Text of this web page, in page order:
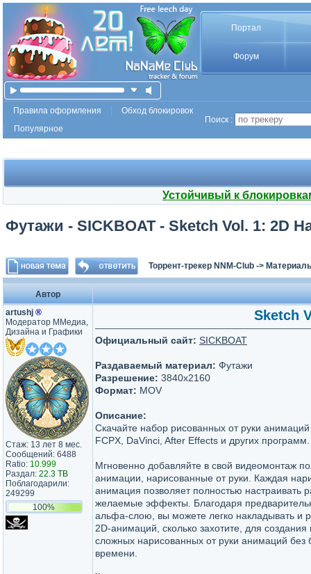
Портал
Форум
Правила оформления
Обход блокировок
Популярное
Поиск :
Устойчивый к
Футажи - SICKBOAT - Sketch Vol. 1: 2D
Торрент-трекер NNM-Club ->
Автор
artushj ®
Модератор ММедиа,
Дизайна и Графики
Стаж: 13 лет 8 мес.
Сообщений: 6488
Ratio: 10.999
Раздал: 22.3 TB
Поблагодарили:
249299
100%
Sketch
Официальный сайт: SICKBOAT
Раздаваемый материал: Футажи
Разрешение: 3840x2160
Формат: MOV
Описание:
Скачайте набор рисованных от руки
FCPX, DaVinci, After Effects и других программ.
Мгновенно добавляйте в свой видеомонтаж
анимации, нарисованные от руки. Каждая
анимация позволяет полностью настраивать
желаемые эффекты. Благодаря
альфа-слою, вы можете легко накладывать и
2D-анимаций, сколько захотите, для
сложных нарисованных от руки анимаций без
времени.